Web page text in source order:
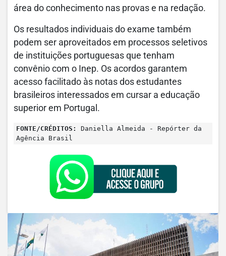
área do conhecimento nas provas e na redação.
Os resultados individuais do exame também
podem ser aproveitados em processos seletivos
de instituições portuguesas que tenham
convênio com o Inep. Os acordos garantem
acesso facilitado às notas dos estudantes
brasileiros interessados em cursar a educação
superior em Portugal.
FONTE/CRÉDITOS:
Daniella Almeida - Repórter da
Agência Brasil